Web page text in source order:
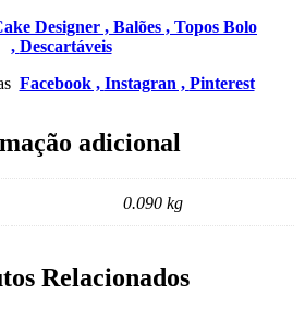
Designer , Balões , Topos Bolo
, Descartáveis
Facebook , Instagran , Pinterest
adicional
0.090 kg
Relacionados